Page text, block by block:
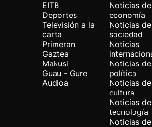
EITB
Deportes
Televisión a la
carta
Primeran
Gaztea
Makusi
Guau - Gure
Audioa
Noticias de
economía
Noticias de
sociedad
Noticias
Noticias de
política
Noticias de
cultura
Noticias de
tecnología
Noticias